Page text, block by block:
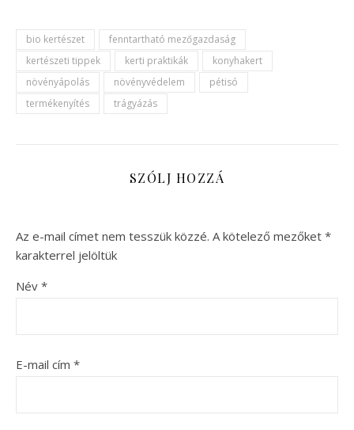
bio kertészet
fenntartható mezőgazdaság
kertészeti tippek
kerti praktikák
konyhakert
növényápolás
növényvédelem
pétisó
termékenyítés
trágyázás
SZÓLJ HOZZÁ
Az e-mail címet nem tesszük közzé. A kötelező mezőket *
karakterrel jelöltük
Név *
E-mail cím *